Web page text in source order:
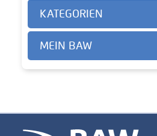
KATEGORIEN
MEIN BAW